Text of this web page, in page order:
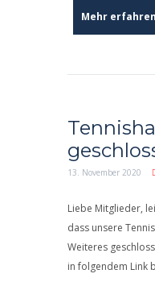
Mehr erfahren
13. November 2020
Liebe Mitglieder,
dass unsere
Weiteres
in folgendem Link